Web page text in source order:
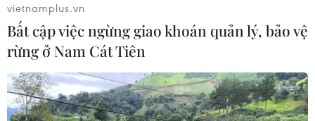
vietnamplus.vn
Bất cập việc ngừng giao khoán quản lý, bảo vệ
rừng ở Nam Cát Tiên